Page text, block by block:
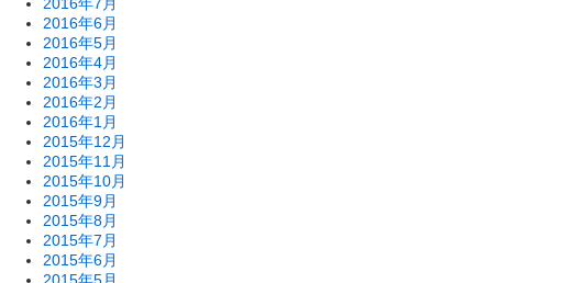
2016年6月
2016年5月
2016年4月
2016年3月
2016年2月
2016年1月
2015年12月
2015年11月
2015年10月
2015年9月
2015年8月
2015年7月
2015年6月
2015年5月